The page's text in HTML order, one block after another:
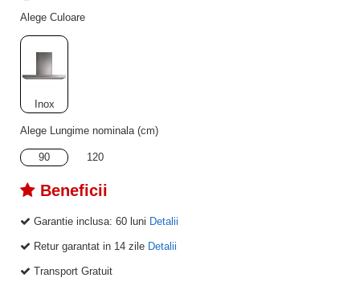
Alege Culoare
Inox
Alege Lungime nominala (cm)
90 120
Beneficii
Garantie inclusa: 60 luni Detalii
Retur garantat in 14 zile Detalii
Transport Gratuit